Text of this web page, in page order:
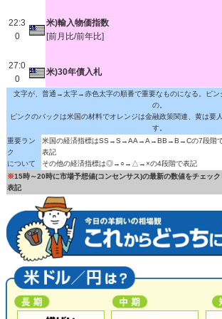
22:3
0
米)輸入物価指数
[前月比/前年比]
27:0
0
米)30年債入札
文字が、普通→太字→赤色太字の順番で重要なものになる。ピン
の。
ピンクのバックは米国の材料でオレンジは金融政策関連、黄は要
す。
重要ラン
ク
について
米国の経済指標はSS→S→AA→A→BB→B→Cの7段階
表記
その他の経済指標は◎→○→△→×の4段階で表記
※15時～20時に市場予想値(コンセンサス)の最新の数値をチェッ
表記